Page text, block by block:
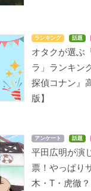
ランキング 話題
オタクが選ぶ
ラ」ランキン
探偵コナン』
版】
アンケート 話題
平田広明が演
票！やっぱり
木・T・虎徹